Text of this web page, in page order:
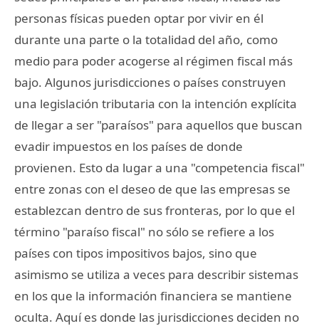
personas físicas pueden optar por vivir en él
durante una parte o la totalidad del año, como
medio para poder acogerse al régimen fiscal más
bajo. Algunos jurisdicciones o países construyen
una legislación tributaria con la intención explícita
de llegar a ser "paraísos" para aquellos que buscan
evadir impuestos en los países de donde
provienen. Esto da lugar a una "competencia fiscal"
entre zonas con el deseo de que las empresas se
establezcan dentro de sus fronteras, por lo que el
término "paraíso fiscal" no sólo se refiere a los
países con tipos impositivos bajos, sino que
asimismo se utiliza a veces para describir sistemas
en los que la información financiera se mantiene
oculta. Aquí es donde las jurisdicciones deciden no